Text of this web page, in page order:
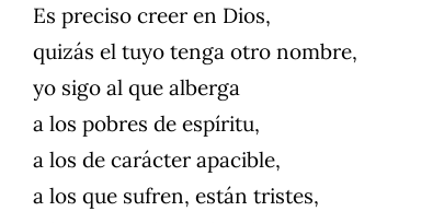
Es preciso creer en Dios,
quizás el tuyo tenga otro nombre,
yo sigo al que alberga
a los pobres de espíritu,
a los de carácter apacible,
a los que sufren, están tristes,